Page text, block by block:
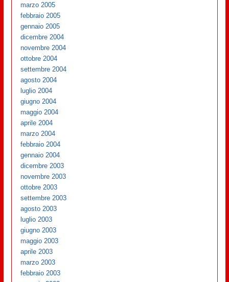
marzo 2005
febbraio 2005
gennaio 2005
dicembre 2004
novembre 2004
ottobre 2004
settembre 2004
agosto 2004
luglio 2004
giugno 2004
maggio 2004
aprile 2004
marzo 2004
febbraio 2004
gennaio 2004
dicembre 2003
novembre 2003
ottobre 2003
settembre 2003
agosto 2003
luglio 2003
giugno 2003
maggio 2003
aprile 2003
marzo 2003
febbraio 2003